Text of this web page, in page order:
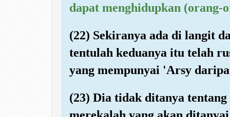
dapat menghidupkan (orang-
(22) Sekiranya ada di langit
tentulah keduanya itu telah
yang mempunyai 'Arsy
(23) Dia tidak ditanya